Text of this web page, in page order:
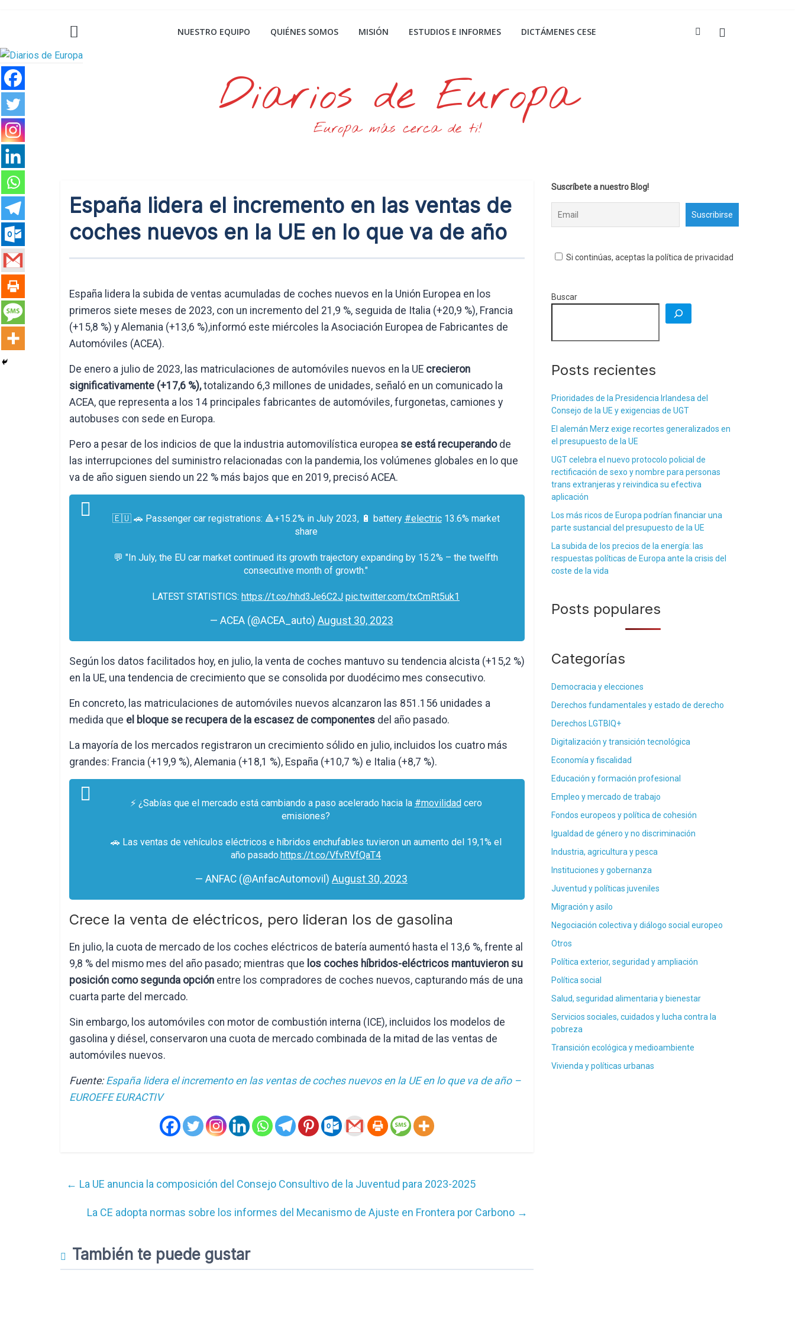
NUESTRO EQUIPO QUIÉNES SOMOS MISIÓN ESTUDIOS E INFORMES DICTÁMENES CESE
Diarios de Europa
Europa más cerca de ti!
España lidera el incremento en las ventas de
coches nuevos en la UE en lo que va de año
España lidera la subida de ventas acumuladas de coches nuevos en la Unión Europea en los
primeros siete meses de 2023, con un incremento del 21,9 %, seguida de Italia (+20,9 %), Francia
(+15,8 %) y Alemania (+13,6 %),informó este miércoles la Asociación Europea de Fabricantes de
Automóviles (ACEA).
De enero a julio de 2023, las matriculaciones de automóviles nuevos en la UE crecieron
significativamente (+17,6 %),totalizando 6,3 millones de unidades, señaló en un comunicado la
ACEA, que representa a los 14 principales fabricantes de automóviles, furgonetas, camiones y
autobuses con sede en Europa.
Pero a pesar de los indicios de que la industria automovilística europea se está recuperandode
las interrupciones del suministro relacionadas con la pandemia, los volúmenes globales en lo que
va de año siguen siendo un 22 % más bajos que en 2019, precisó ACEA.
🇪🇺 🚗 Passenger car registrations: 🔺+15.2% in July 2023, 🔋 battery #electric13.6% market
share
💬 "In July, the EU car market continued its growth trajectory expanding by 15.2% – the twelfth
consecutive month of growth."
LATEST STATISTICS: https://t.co/hhd3Je6C2J pic.twitter.com/txCmRt5uk1
— ACEA (@ACEA_auto) August 30, 2023
Según los datos facilitados hoy, en julio, la venta de coches mantuvo su tendencia alcista (+15,2 %)
en la UE, una tendencia de crecimiento que se consolida por duodécimo mes consecutivo.
En concreto, las matriculaciones de automóviles nuevos alcanzaron las 851.156 unidades a
medida que el bloque se recupera de la escasez de componentes del año pasado.
La mayoría de los mercados registraron un crecimiento sólido en julio, incluidos los cuatro más
grandes: Francia (+19,9 %), Alemania (+18,1 %), España (+10,7 %) e Italia (+8,7 %).
⚡ ¿Sabías que el mercado está cambiando a paso acelerado hacia la #movilidadcero
emisiones?
🚗 Las ventas de vehículos eléctricos e híbridos enchufables tuvieron un aumento del 19,1% el
año pasado.https://t.co/VfvRVfQaT4
— ANFAC (@AnfacAutomovil) August 30, 2023
Crece la venta de eléctricos, pero lideran los de gasolina
En julio, la cuota de mercado de los coches eléctricos de batería aumentó hasta el 13,6 %, frente al
9,8 % del mismo mes del año pasado; mientras que los coches híbridos-eléctricos mantuvieron su
posición como segunda opción entre los compradores de coches nuevos, capturando más de una
cuarta parte del mercado.
Sin embargo, los automóviles con motor de combustión interna (ICE), incluidos los modelos de
gasolina y diésel, conservaron una cuota de mercado combinada de la mitad de las ventas de
automóviles nuevos.
Fuente:España lidera el incremento en las ventas de coches nuevos en la UE en lo que va de año –
EUROEFE EURACTIV
← La UE anuncia la composición del Consejo Consultivo de la Juventud para 2023-2025
La CE adopta normas sobre los informes del Mecanismo de Ajuste en Frontera por Carbono →
También te puede gustar
Suscríbete a nuestro Blog!
Si continúas, aceptas la política de privacidad
Buscar
Posts recientes
Prioridades de la Presidencia Irlandesa del
Consejo de la UE y exigencias de UGT
El alemán Merz exige recortes generalizados en
el presupuesto de la UE
UGT celebra el nuevo protocolo policial de
rectificación de sexo y nombre para personas
trans extranjeras y reivindica su efectiva
aplicación
Los más ricos de Europa podrían financiar una
parte sustancial del presupuesto de la UE
La subida de los precios de la energía: las
respuestas políticas de Europa ante la crisis del
coste de la vida
Posts populares
Categorías
Democracia y elecciones
Derechos fundamentales y estado de derecho
Derechos LGTBIQ+
Digitalización y transición tecnológica
Economía y fiscalidad
Educación y formación profesional
Empleo y mercado de trabajo
Fondos europeos y política de cohesión
Igualdad de género y no discriminación
Industria, agricultura y pesca
Instituciones y gobernanza
Juventud y políticas juveniles
Migración y asilo
Negociación colectiva y diálogo social europeo
Otros
Política exterior, seguridad y ampliación
Política social
Salud, seguridad alimentaria y bienestar
Servicios sociales, cuidados y lucha contra la
pobreza
Transición ecológica y medioambiente
Vivienda y políticas urbanas